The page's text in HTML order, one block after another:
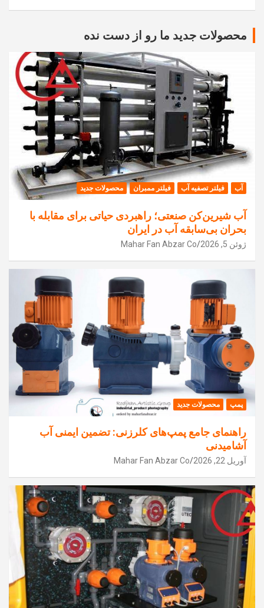
محصولات جدید ما رو از دست نده
آب فیلتر تصفیه آب فیلتر ممبران محصولات جدید
آب شیرین‌کن صنعتی؛ راهبردی حیاتی برای مقابله با
بحران بی‌سابقه آب در ایران
ژوئن 5, 2026 Mahar Fan Abzar Co
پمپ محصولات جدید
راهنمای جامع پمپ‌های کلرزنی: تضمین ایمنی آب
آشامیدنی
آوریل 22, 2026 Mahar Fan Abzar Co